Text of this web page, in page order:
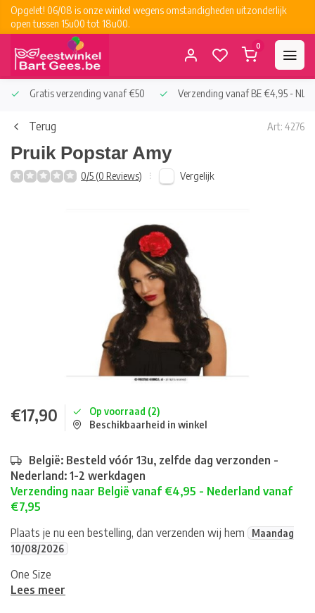
Opgelet! 06/08 is onze winkel wegens omstandigheden uitzonderlijk
open tussen 15u00 tot 18u00.
0
Gratis verzending vanaf €50 Verzending vanaf BE €4,95 - NL
Terug Art: 4276
Pruik Popstar Amy
0/5 (0 Reviews) Vergelijk
€17,90
Op voorraad (2)
Beschikbaarheid in winkel
België: Besteld vóór 13u, zelfde dag verzonden -
Nederland: 1-2 werkdagen
Verzending naar België vanaf €4,95 - Nederland vanaf
€7,95
Plaats je nu een bestelling, dan verzenden wij hem
Maandag
10/08/2026
One Size
Lees meer